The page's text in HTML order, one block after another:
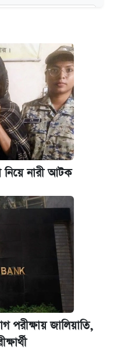
১৮ প্রো ম্যাক্সের
(৪ আগস্ট)
যা জানা গেল
দিল সরকার
জানা গেল যা
(৫ আগস্ট)
আগস্ট)
এমবিএতে ভর্তি শুরু,
নিয়ে নারী আটক
পরীক্ষায় জালিয়াতি,